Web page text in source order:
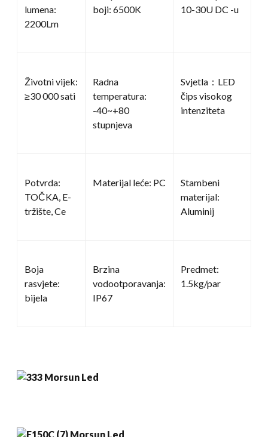
lumena:
2200Lm
boji: 6500K
10-30U DC -u
Životni vijek:
≥30 000 sati
Radna
temperatura:
-40~+80
stupnjeva
Svjetla：LED
čips visokog
intenziteta
Potvrda:
TOČKA, E-
tržište, Ce
Materijal leće: PC
Stambeni
materijal:
Aluminij
Boja
rasvjete:
bijela
Brzina
vodootporavanja:
IP67
Predmet:
1.5kg/par